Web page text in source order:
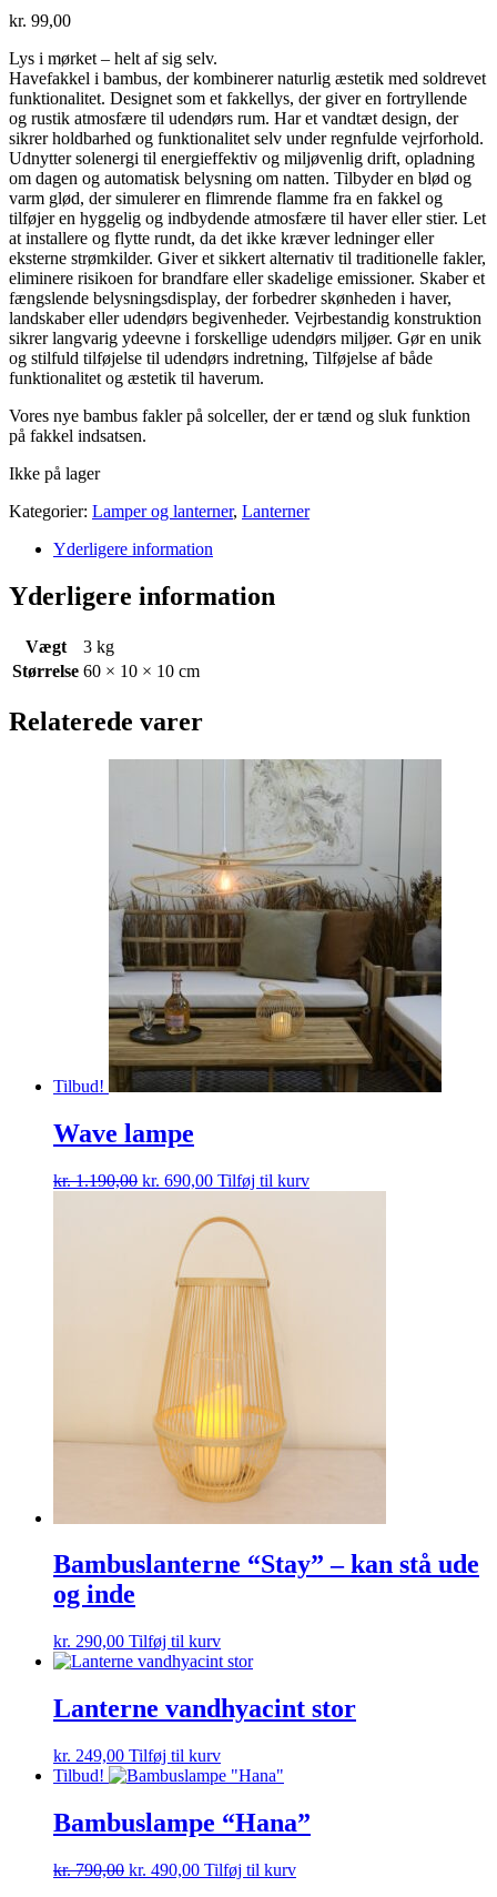
kr. 99,00
Lys i mørket – helt af sig selv.
Havefakkel i bambus, der kombinerer naturlig æstetik med soldrevet
funktionalitet. Designet som et fakkellys, der giver en fortryllende
og rustik atmosfære til udendørs rum. Har et vandtæt design, der
sikrer holdbarhed og funktionalitet selv under regnfulde vejrforhold.
Udnytter solenergi til energieffektiv og miljøvenlig drift, opladning
om dagen og automatisk belysning om natten. Tilbyder en blød og
varm glød, der simulerer en flimrende flamme fra en fakkel og
tilføjer en hyggelig og indbydende atmosfære til haver eller stier. Let
at installere og flytte rundt, da det ikke kræver ledninger eller
eksterne strømkilder. Giver et sikkert alternativ til traditionelle fakler,
eliminere risikoen for brandfare eller skadelige emissioner. Skaber et
fængslende belysningsdisplay, der forbedrer skønheden i haver,
landskaber eller udendørs begivenheder. Vejrbestandig konstruktion
sikrer langvarig ydeevne i forskellige udendørs miljøer. Gør en unik
og stilfuld tilføjelse til udendørs indretning, Tilføjelse af både
funktionalitet og æstetik til haverum.
Vores nye bambus fakler på solceller, der er tænd og sluk funktion
på fakkel indsatsen.
Ikke på lager
Kategorier: Lamper og lanterner, Lanterner
Yderligere information
Yderligere information
Vægt
3 kg
Størrelse 60 × 10 × 10 cm
Relaterede varer
Tilbud!
Wave lampe
kr.1.190,00 Den
kr. 1.190,00.
kr. 690,00Den
pris
kr. 690,00.
Tilføj til kurv
Bambuslanterne “Stay” – kan stå ude
og inde
kr. 290,00 Tilføj til kurv
Lanterne vandhyacint stor
kr. 249,00 Tilføj til kurv
Tilbud!
Bambuslampe “Hana”
kr.790,00 Den
kr. 490,00Den
Tilføj til kurv